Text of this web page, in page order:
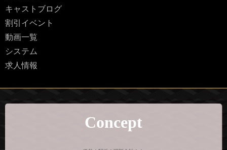
キャストブログ
割引イベント
動画一覧
システム
求人情報
Concept